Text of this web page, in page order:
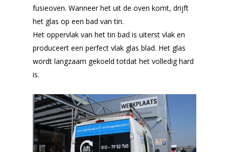
fusieoven. Wanneer het uit de oven komt, drijft
het glas op een bad van tin.
Het oppervlak van het tin bad is uiterst vlak en
produceert een perfect vlak glas blad. Het glas
wordt langzaam gekoeld totdat het volledig hard
is.